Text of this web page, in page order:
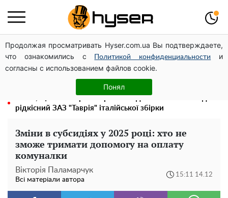
Продолжая просматривать Hyser.com.ua Вы подтверждаете,
что ознакомились с
Политикой конфиденциальности
и
согласны с использованием файлов cookie.
Понял
Олена Тополя злив відео – це далеко не все: фронтмен
"Антитіла" Тарас Тополя став наступним
Повністю гола Анна Трінчер блиснула "принадами":
таких розмірів ви ще не бачили
рідкісний ЗАЗ "Таврія" італійської збірки
Зміни в субсидіях у 2025 році: хто не
зможе тримати допомогу на оплату
комуналки
Вікторія Паламарчук
Всі матеріали автора
15:11 14.12